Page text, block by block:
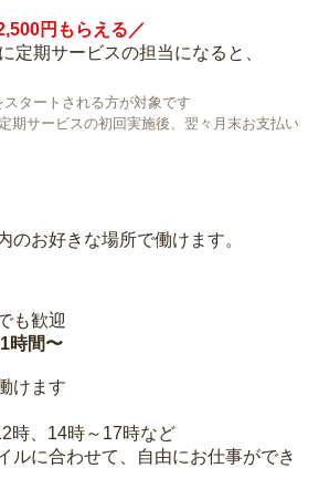
円もらえる／
定期サービスの担当になると、
タートされる方が対象です
期サービスの初回実施後、翌々月末お支払い
のお好きな場所で働けます。
も歓迎
時間〜
けます
時、14時～17時など
ルに合わせて、自由にお仕事ができ